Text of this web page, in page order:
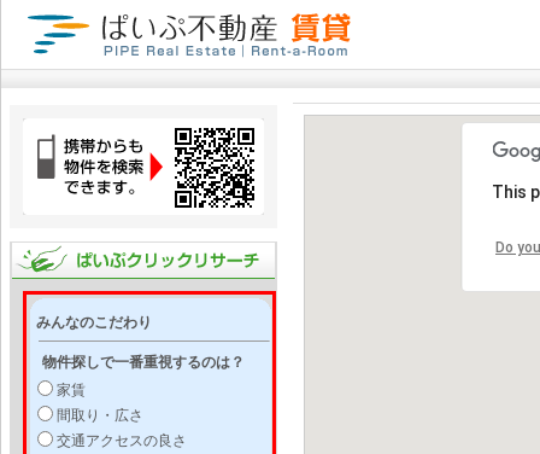
みんなのこだわり
物件探しで一番重視するのは？
家賃
間取り・広さ
交通アクセスの良さ
This
Do